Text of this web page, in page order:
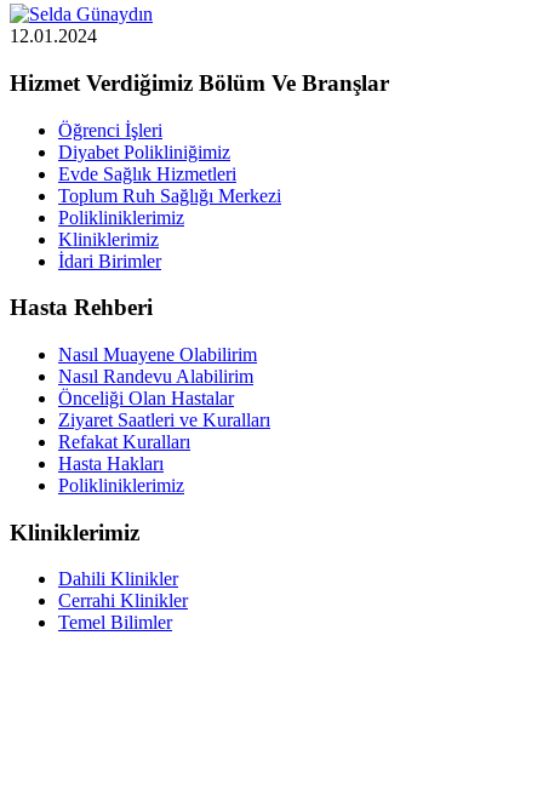
12.01.2024
Hizmet Verdiğimiz Bölüm Ve Branşlar
Öğrenci İşleri
Diyabet Polikliniğimiz
Evde Sağlık Hizmetleri
Toplum Ruh Sağlığı Merkezi
Polikliniklerimiz
Kliniklerimiz
İdari Birimler
Hasta Rehberi
Nasıl Muayene Olabilirim
Nasıl Randevu Alabilirim
Önceliği Olan Hastalar
Ziyaret Saatleri ve Kuralları
Refakat Kuralları
Hasta Hakları
Polikliniklerimiz
Kliniklerimiz
Dahili Klinikler
Cerrahi Klinikler
Temel Bilimler